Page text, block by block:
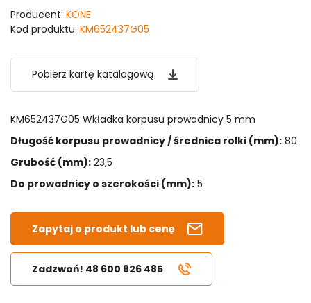
Producent: KONE
Kod produktu: KM652437G05
Pobierz kartę katalogową
KM652437G05 Wkładka korpusu prowadnicy 5 mm
Długość korpusu prowadnicy / średnica rolki (mm): 80
Grubość (mm): 23,5
Do prowadnicy o szerokości (mm): 5
Zapytaj o produkt lub cenę
Zadzwoń! 48 600 826 485